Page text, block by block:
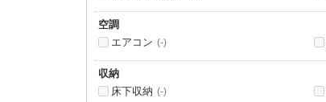
空調
エアコン (-)
収納
床下収納 (-)